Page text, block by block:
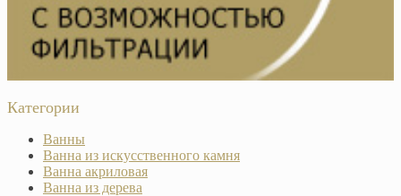
Категории
Ванны
Ванна из искусственного камня
Ванна акриловая
Ванна из дерева